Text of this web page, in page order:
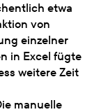
etwa
von
einzelner
in Excel fügte
weitere Zeit
manuelle